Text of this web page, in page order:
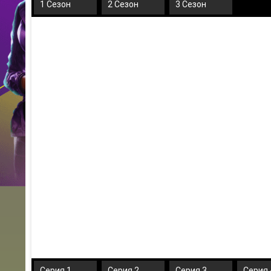
1 Сезон 2 Сезон 3 Сезон